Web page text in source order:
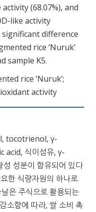
(68.07%), and
like activity
significant difference
rice ‘Nuruk’
sample K5.
rice ‘Nuruk’;
activity
tocotrienol, γ-
acid, 식이섬유, γ-
성분이 함유되어 있다
한 식량자원의 하나로
은 주식으로 활용되는
소함에 따라, 쌀 소비 촉